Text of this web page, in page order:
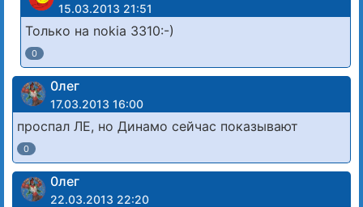
15.03.2013 21:51
Только на nokia 3310:-)
0
0лег
17.03.2013 16:00
проспал ЛЕ, но Динамо сейчас показывают
0
0лег
22.03.2013 22:20